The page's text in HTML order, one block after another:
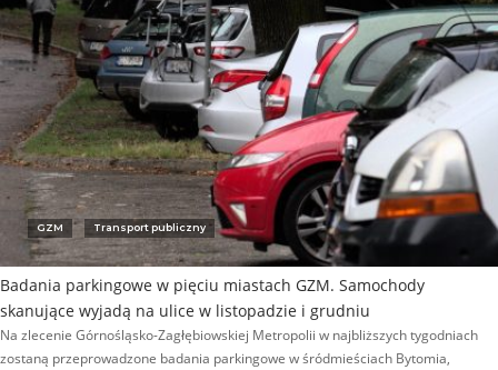
GZM Transport publiczny
Badania parkingowe w pięciu miastach GZM. Samochody
skanujące wyjadą na ulice w listopadzie i grudniu
Na zlecenie Górnośląsko-Zagłębiowskiej Metropolii w najbliższych tygodniach
zostaną przeprowadzone badania parkingowe w śródmieściach Bytomia,